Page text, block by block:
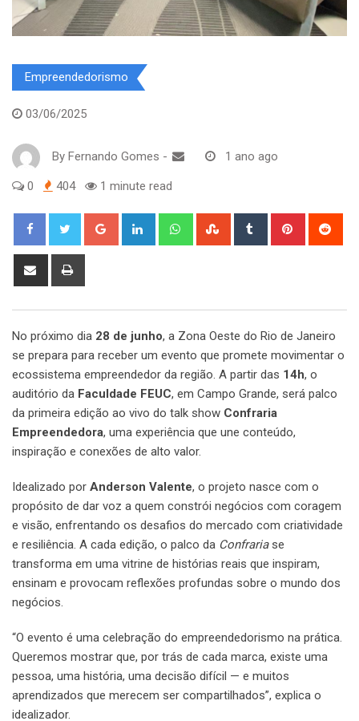
Empreendedorismo
03/06/2025
By Fernando Gomes - 1 ano ago
0 404 1 minute read
Google+ LinkedIn WhatsappStumbleUpon
Tumblr Pinterest
Share
No próximo dia 28 de junho, a Zona Oeste do Rio de Janeiro
se prepara para receber um evento que promete movimentar o
ecossistema empreendedor da região. A partir das 14h, o
auditório da Faculdade FEUC, em Campo Grande, será palco
da primeira edição ao vivo do talk show Confraria
Empreendedora, uma experiência que une conteúdo,
inspiração e conexões de alto valor.
Idealizado por Anderson Valente, o projeto nasce com o
propósito de dar voz a quem constrói negócios com coragem
e visão, enfrentando os desafios do mercado com criatividade
e resiliência. A cada edição, o palco da Confrariase
transforma em uma vitrine de histórias reais que inspiram,
ensinam e provocam reflexões profundas sobre o mundo dos
negócios.
“O evento é uma celebração do empreendedorismo na prática.
Queremos mostrar que, por trás de cada marca, existe uma
pessoa, uma história, uma decisão difícil — e muitos
aprendizados que merecem ser compartilhados”, explica o
idealizador.